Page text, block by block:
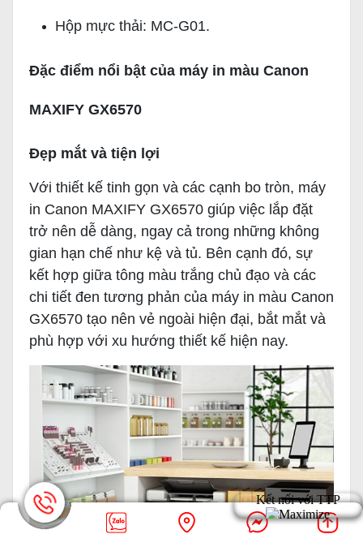
Hộp mực thải: MC-G01.
Đặc điểm nổi bật của máy in màu Canon
MAXIFY GX6570
Đẹp mắt và tiện lợi
Với thiết kế tinh gọn và các cạnh bo tròn, máy
in Canon MAXIFY GX6570 giúp việc lắp đặt
trở nên dễ dàng, ngay cả trong những không
gian hạn chế như kệ và tủ. Bên cạnh đó, sự
kết hợp giữa tông màu trắng chủ đạo và các
chi tiết đen tương phản của máy in màu Canon
GX6570 tạo nên vẻ ngoài hiện đại, bắt mắt và
phù hợp với xu hướng thiết kế hiện nay.